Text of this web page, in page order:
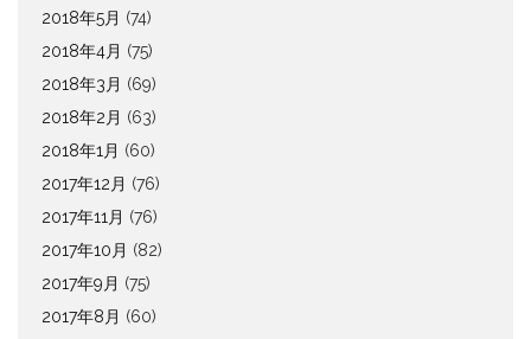
2018年5月 (74)
2018年4月 (75)
2018年3月 (69)
2018年2月 (63)
2018年1月 (60)
2017年12月 (76)
2017年11月 (76)
2017年10月 (82)
2017年9月 (75)
2017年8月 (60)